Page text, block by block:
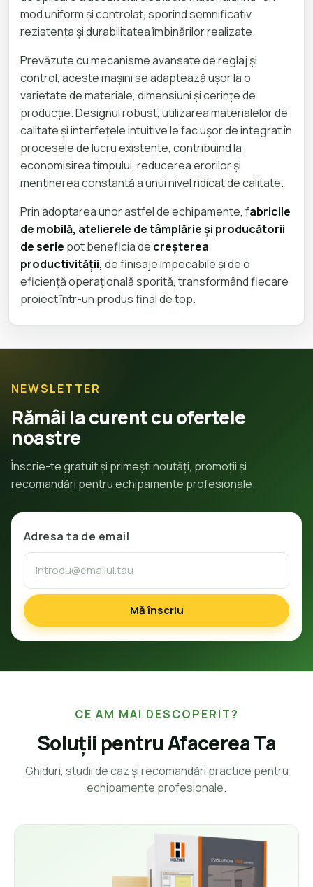
mod uniform și controlat, sporind semnificativ
rezistența și durabilitatea îmbinărilor realizate.
Prevăzute cu mecanisme avansate de reglaj și
control, aceste mașini se adaptează ușor la o
varietate de materiale, dimensiuni și cerințe de
producție. Designul robust, utilizarea materialelor de
calitate și interfețele intuitive le fac ușor de integrat în
procesele de lucru existente, contribuind la
economisirea timpului, reducerea erorilor și
menținerea constantă a unui nivel ridicat de calitate.
Prin adoptarea unor astfel de echipamente, fabricile
de mobilă, atelierele de tâmplărie și producătorii
de serie pot beneficia de creșterea
productivității, de finisaje impecabile și de o
eficiență operațională sporită, transformând fiecare
proiect într-un produs final de top.
NEWSLETTER
Rămâi la curent cu ofertele
noastre
Înscrie-te gratuit și primești noutăți, promoții și
recomandări pentru echipamente profesionale.
Adresa ta de email
Mă înscriu
CE AM MAI DESCOPERIT?
Soluții pentru Afacerea Ta
Ghiduri, studii de caz și recomandări practice pentru
echipamente profesionale.